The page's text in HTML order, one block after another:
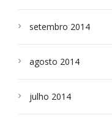
setembro 2014
agosto 2014
julho 2014